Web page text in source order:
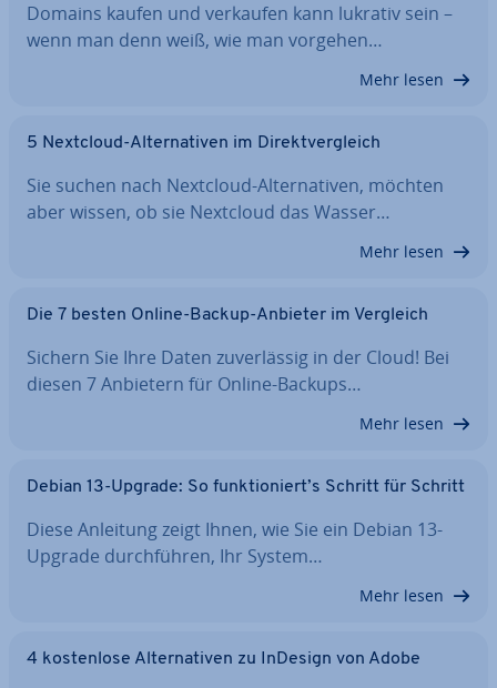
Domains kaufen und verkaufen kann lukrativ sein –
wenn man denn weiß, wie man vorgehen…
Mehr lesen
5 Nextcloud-Al­ter­na­ti­ven im Di­rekt­ver­gleich
Sie suchen nach Nextcloud-Al­ter­na­ti­ven, möchten
aber wissen, ob sie Nextcloud das Wasser…
Mehr lesen
Die 7 besten Online-Backup-Anbieter im Vergleich
Sichern Sie Ihre Daten zu­ver­läs­sig in der Cloud! Bei
diesen 7 Anbietern für Online-Backups…
Mehr lesen
Debian 13-Upgrade: So funk­tio­niert’s Schritt für Schritt
Diese Anleitung zeigt Ihnen, wie Sie ein Debian 13-
Upgrade durch­füh­ren, Ihr System…
Mehr lesen
4 kos­ten­lo­se Al­ter­na­ti­ven zu InDesign von Adobe